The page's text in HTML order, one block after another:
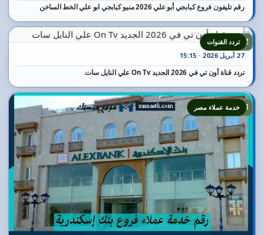
رقم تليفون فروع كبابجي أبو علي 2026 منيو كبابجي ابو علي الخط الساخن
22
27 أبريل 2026 · 15:15
تردد قناة أون تي في 2026 الجديد On Tv علي النايل سات
تردد القنوات
23 خدمة عملاء مصر